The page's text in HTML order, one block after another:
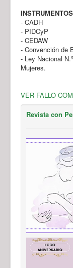
- CADH
- PIDCyP
- CEDAW
- Convención de
- Ley Nacional
Mujeres.
VER FALLO
Revista con